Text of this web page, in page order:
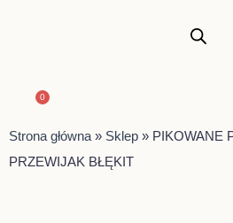
0
Wózek
Strona główna » Sklep » PIKOWANE
PRZEWIJAK BŁĘKIT